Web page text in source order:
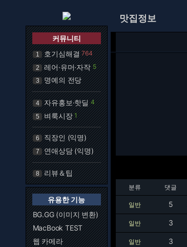
커뮤니티
1 호기심해결 764
2 레어·유머·자작 5
3 명예의 전당
4 자유홍보·핫딜 4
5 벼룩시장 1
6 직장인 (익명)
7 연애상담 (익명)
8 리뷰＆팁
유용한 기능
BG.GG (이미지 변환)
MacBook TEST
웹 카메라
맛집정보
분류 댓글
일반 5
일반 3
일반 3